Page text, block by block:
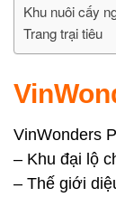
Khu nuôi cấy
Trang trại tiêu
VinWonders
– Khu đại lộ
– Thế giới